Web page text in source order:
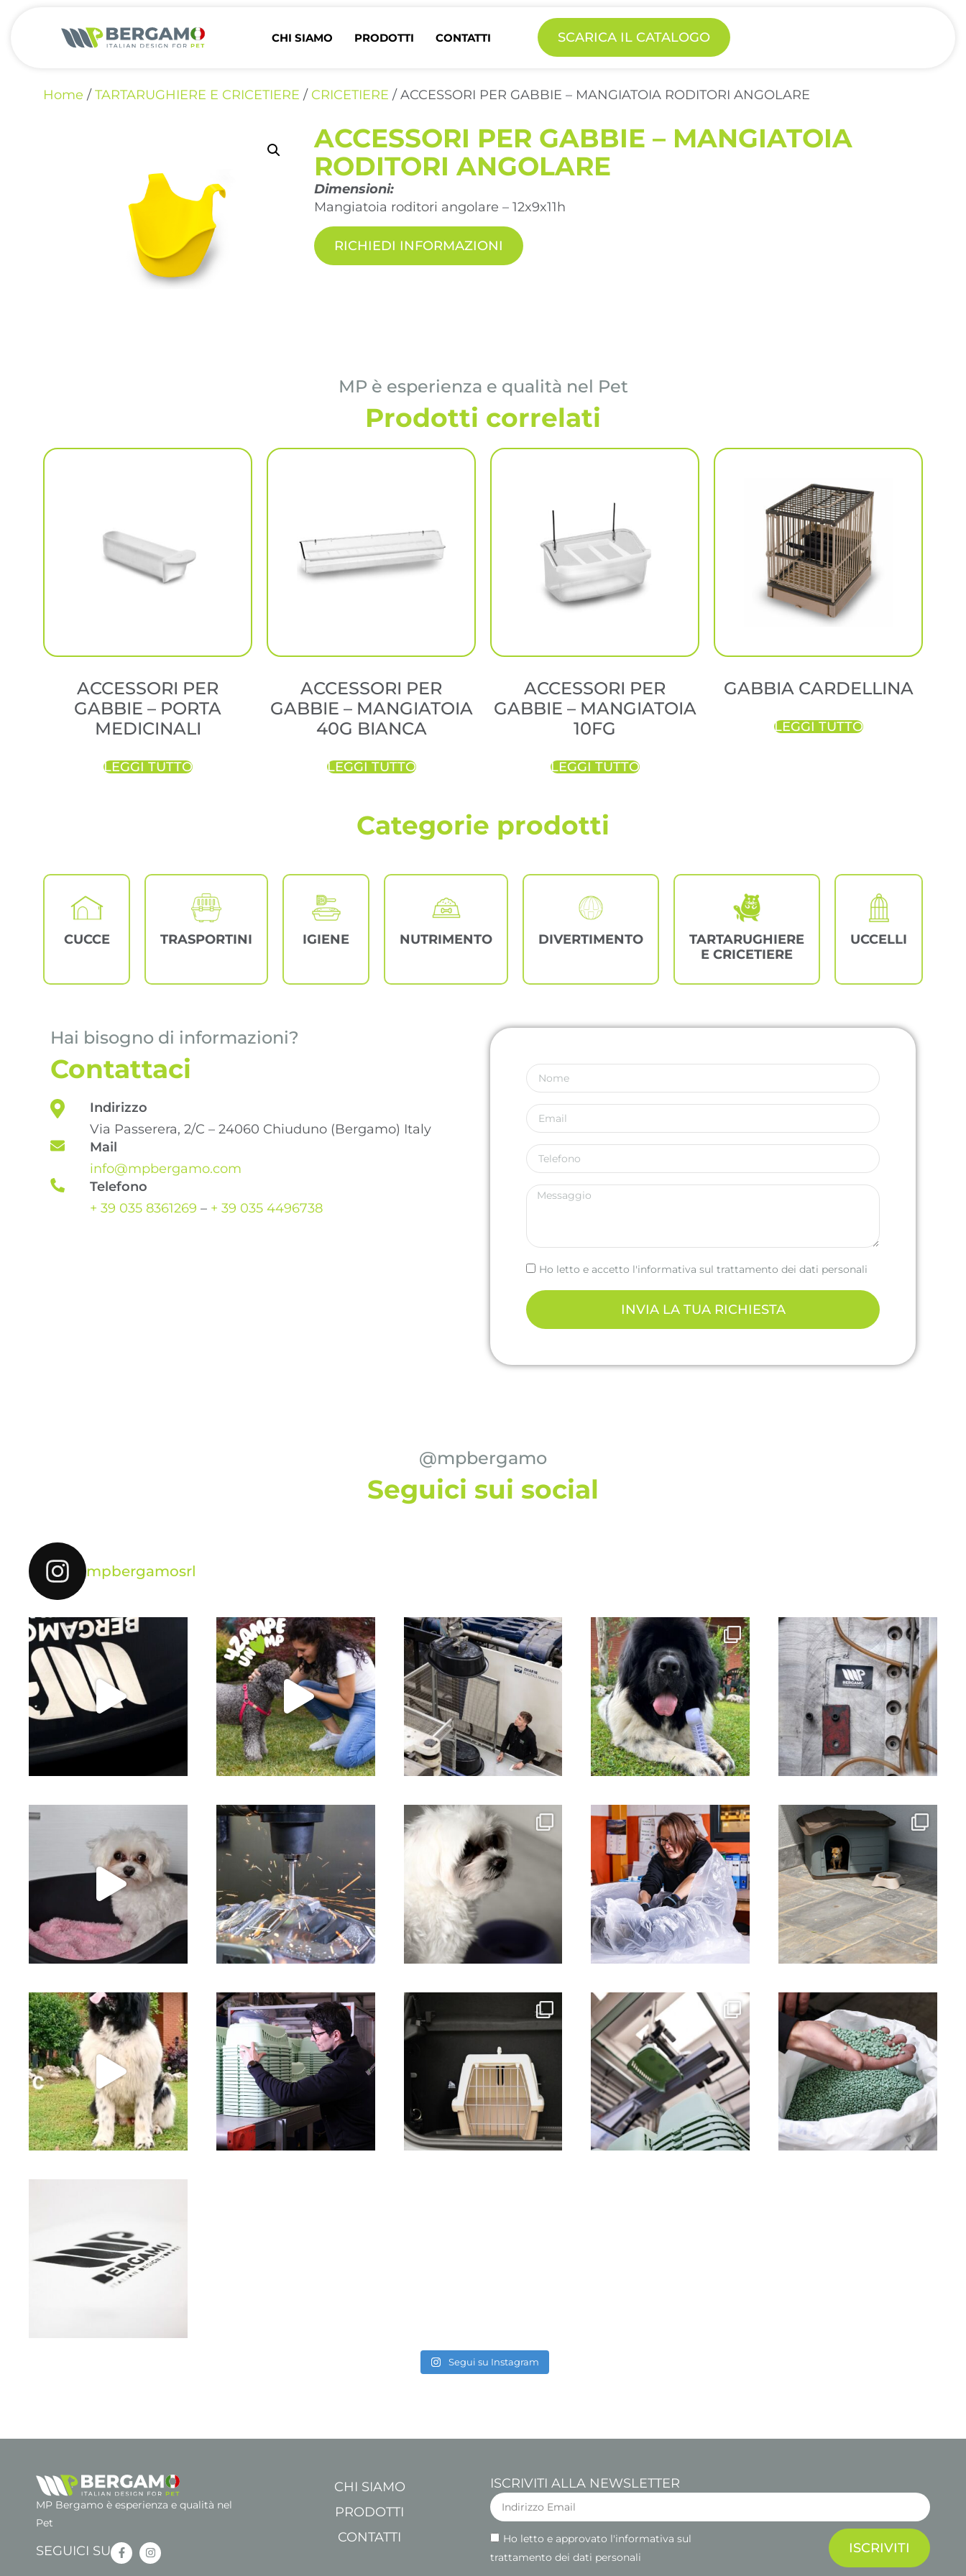
CHI SIAMO PRODOTTI CONTATTI SCARICA IL CATALOGO
Home / TARTARUGHIERE E CRICETIERE / CRICETIERE / ACCESSORI PER GABBIE – MANGIATOIA RODITORI ANGOLARE
ACCESSORI PER GABBIE – MANGIATOIA
RODITORI ANGOLARE
Dimensioni:
Mangiatoia roditori angolare – 12x9x11h
RICHIEDI INFORMAZIONI
MP è esperienza e qualità nel Pet
Prodotti correlati
ACCESSORI PER
GABBIE – PORTA
MEDICINALI
LEGGI TUTTO
ACCESSORI PER
GABBIE – MANGIATOIA
40G BIANCA
LEGGI TUTTO
ACCESSORI PER
GABBIE – MANGIATOIA
10FG
LEGGI TUTTO
GABBIA CARDELLINA
LEGGI TUTTO
Categorie prodotti
CUCCE TRASPORTINI IGIENE NUTRIMENTO DIVERTIMENTO
TARTARUGHIERE
E CRICETIERE
UCCELLI
Hai bisogno di informazioni?
Contattaci
Indirizzo
Via Passerera, 2/C – 24060 Chiuduno (Bergamo) Italy
Mail
info@mpbergamo.com
Telefono
+ 39 035 8361269 – + 39 035 4496738
Ho letto e accetto l'informativa sul trattamento dei dati personali
INVIA LA TUA RICHIESTA
@mpbergamo
Seguici sui social
mpbergamosrl
Segui su Instagram
MP Bergamo è esperienza e qualità nel
Pet
SEGUICI SU
CHI SIAMO
PRODOTTI
CONTATTI
ISCRIVITI ALLA NEWSLETTER
Ho letto e approvato l'informativa sul
trattamento dei dati personali
ISCRIVITI